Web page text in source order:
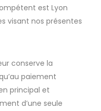
est Lyon
visant nos présentes
conserve la
paiement
principal et
d’une seule